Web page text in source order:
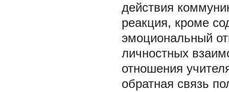
действия
реакция, кроме
эмоциональный
личностных
отношения
обратная связь